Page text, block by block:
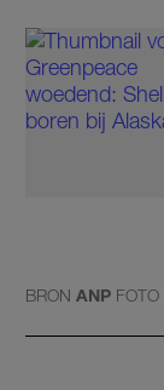
BRON ANP FOTO